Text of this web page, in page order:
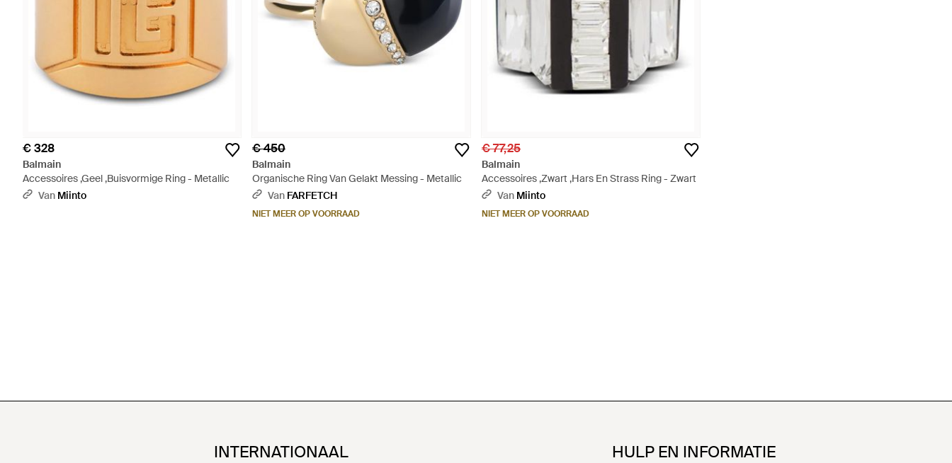
€ 328
Balmain
Accessoires ,Geel ,Buisvormige Ring - Metallic
Van Miinto
€ 450
Balmain
Organische Ring Van Gelakt Messing - Metallic
Van FARFETCH
NIET MEER OP VOORRAAD
€ 77,25
Balmain
Accessoires ,Zwart ,Hars En Strass Ring - Zwart
Van Miinto
NIET MEER OP VOORRAAD
INTERNATIONAAL HULP EN INFORMATIE